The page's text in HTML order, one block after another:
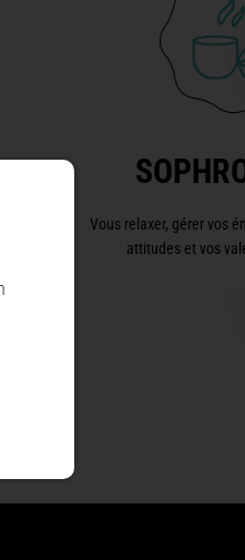
Vous relaxer, gérer vos
attitudes et vos